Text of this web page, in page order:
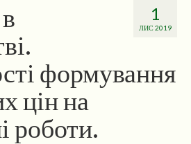
1
ЛИС 2019
формування
цін на
роботи.